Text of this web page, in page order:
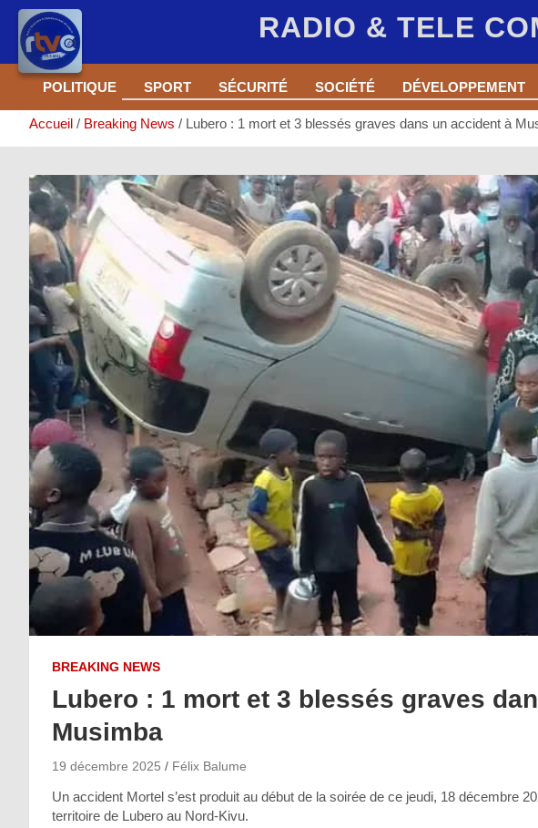
RADIO & TELE
Aller
contenu
POLITIQUE SPORT SÉCURITÉ SOCIÉTÉ DÉVELOPPEMENT
Accueil Breaking News Lubero : 1 mort et 3 blessés graves dans un accident à
BREAKING NEWS
Lubero : 1 mort et 3 blessés graves
Musimba
19 décembre 2025 Félix Balume
Un accident Mortel s’est produit au début de la soirée de ce jeudi, 18 décembre
territoire de Lubero au Nord-Kivu.